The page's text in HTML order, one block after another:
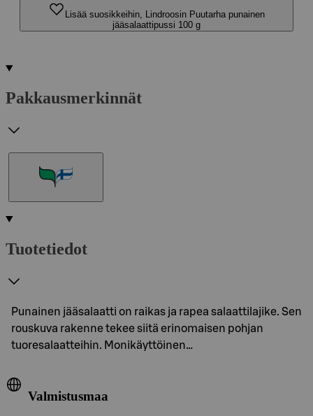
Lisää suosikkeihin, Lindroosin Puutarha punainen
jääsalaattipussi 100 g
Pakkausmerkinnät
Tuotetiedot
Punainen jääsalaatti on raikas ja rapea salaattilajike. Sen
rouskuva rakenne tekee siitä erinomaisen pohjan
tuoresalaatteihin. Monikäyttöinen…
Valmistusmaa